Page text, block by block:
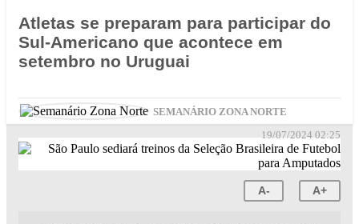
Atletas se preparam para participar do
Sul-Americano que acontece em
setembro no Uruguai
SEMANÁRIO ZONA NORTE
19/07/2024 02:25
A- A+